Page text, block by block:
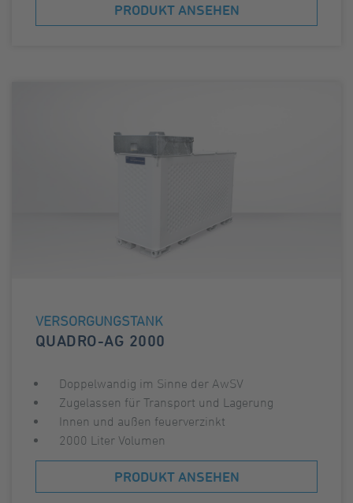
PRODUKT ANSEHEN
VERSORGUNGSTANK
QUADRO-AG 2000
Doppelwandig im Sinne der AwSV
Zugelassen für Transport und Lagerung
Innen und außen feuerverzinkt
2000 Liter Volumen
PRODUKT ANSEHEN